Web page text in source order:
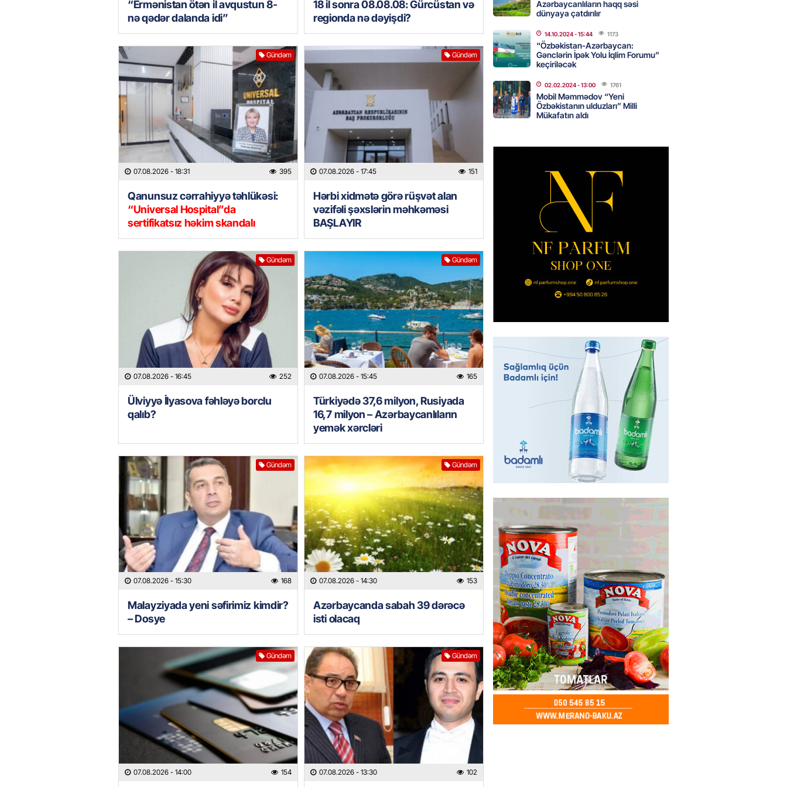
“Ermənistan ötən il avqustun 8-
nə qədər dalanda idi”
18 il sonra 08.08.08: Gürcüstan və
regionda nə dəyişdi?
Gündəm
07.08.2026 - 18:31 395
Qanunsuz cərrahiyyə təhlükəsi:
“Universal Hospital”da
sertifikatsız həkim skandalı
Gündəm
07.08.2026 - 17:45 151
Hərbi xidmətə görə rüşvət alan
vəzifəli şəxslərin məhkəməsi
BAŞLAYIR
Gündəm
07.08.2026 - 16:45 252
Ülviyyə İlyasova fəhləyə borclu
qalıb?
Gündəm
07.08.2026 - 15:45 165
Türkiyədə 37,6 milyon, Rusiyada
16,7 milyon – Azərbaycanlıların
yemək xərcləri
Gündəm
07.08.2026 - 15:30 168
Malayziyada yeni səfirimiz kimdir?
– Dosye
Gündəm
07.08.2026 - 14:30 153
Azərbaycanda sabah 39 dərəcə
isti olacaq
Gündəm
07.08.2026 - 14:00 154
Gündəm
07.08.2026 - 13:30 102
07.08.2026- 16:45
MANŞET
“Birgə Strateji Müdafiə Sazişi”nin
əhəmiyyəti nədir? -ŞƏRH
07.08.2026 - 16:30
İDMAN
Tovuzda qadın qətlə yetirildi – Şübhəli
qardaşı oğludur
- 16:00
Türkiyədə 37,6 milyon, Rusiyada 16,7
milyon – Azərbaycanlıların yemək
GÜNDƏM
Malayziyada yeni səfirimiz kimdir? –
Dosye
07.08.2026- 15:30 168
Türkiyə, Səudiyyə Ərəbistanı və
Pakistan arasında Məkkə müdafiə
sazişi imzalanıb
07.08.2026- 15:15 146
Tramp Ukraynaya bu silahı verməkdən
imtina etdi: ABŞ-ın özünün bu raketlərə
ehtiyacı var
07.08.2026- 15:00
ÖZƏL
İki futbolçu İran millisindən İMTİNA
ETDİ:Bu ölkəni seçdilər
07.08.2026- 14:45 159
GÜNDƏM
Azərbaycanda sabah 39 dərəcə isti
olacaq
07.08.2026- 14:30 153
REKLAM
Azərbaycanlıların haqq səsi
dünyaya çatdırılır
14.10.2024- 15:44 1173
“Özbəkistan-Azərbaycan:
Gənclərin İpək Yolu İqlim Forumu”
keçiriləcək
02.02.2024- 13:00 1761
Mobil Məmmədov “Yeni
Özbəkistanın ulduzları” Milli
Mükafatın aldı